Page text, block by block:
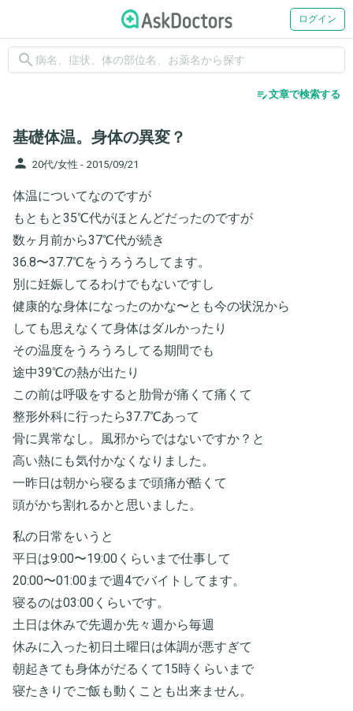
ログイン
search
edit_note文章で検索する
基礎体温。身体の異変？
person 20代/女性 - 2015/09/21
体温についてなのですが
もともと35℃代がほとんどだったのですが
数ヶ月前から37℃代が続き
36.8〜37.7℃をうろうろしてます。
別に妊娠してるわけでもないですし
健康的な身体になったのかな〜とも今の状況から
しても思えなくて身体はダルかったり
その温度をうろうろしてる期間でも
途中39℃の熱が出たり
この前は呼吸をすると肋骨が痛くて痛くて
整形外科に行ったら37.7℃あって
骨に異常なし。風邪からではないですか？と
高い熱にも気付かなくなりました。
一昨日は朝から寝るまで頭痛が酷くて
頭がかち割れるかと思いました。
私の日常をいうと
平日は9:00〜19:00くらいまで仕事して
20:00〜01:00まで週4でバイトしてます。
寝るのは03:00くらいです。
土日は休みで先週か先々週から毎週
休みに入った初日土曜日は体調が悪すぎて
朝起きても身体がだるくて15時くらいまで
寝たきりでご飯も動くことも出来ません。